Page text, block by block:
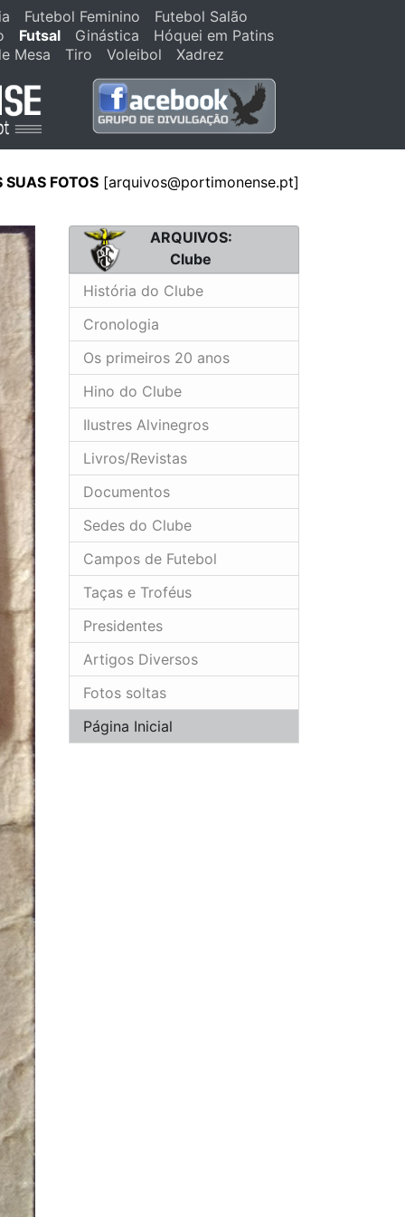
Futebol Feminino
Futebol Salão
Futsal Ginástica
Hóquei em Patins
Mesa
Tiro Voleibol Xadrez
SUAS FOTOS [arquivos@portimonense.pt]
ARQUIVOS:
Clube
História do Clube
Cronologia
Os primeiros 20 anos
Hino do Clube
Ilustres Alvinegros
Livros/Revistas
Documentos
Sedes do Clube
Campos de Futebol
Taças e Troféus
Presidentes
Artigos Diversos
Fotos soltas
Página Inicial